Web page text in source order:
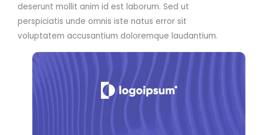
deserunt mollit anim id est laborum. Sed ut
perspiciatis unde omnis iste natus error sit
voluptatem accusantium doloremque laudantium.